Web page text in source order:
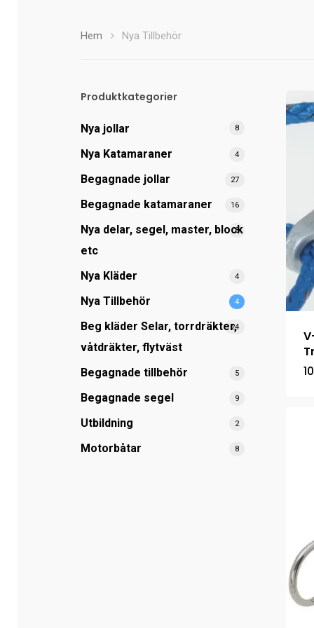
Hem Nya Tillbehör
Produktkategorier
Nya jollar 8
Nya Katamaraner 4
Begagnade jollar 27
Begagnade katamaraner 16
Nya delar, segel, master, block
etc
8
Nya Kläder 4
Nya Tillbehör 4
Beg kläder Selar, torrdräkter,
våtdräkter, flytväst
24
Begagnade tillbehör 5
Begagnade segel 9
Utbildning 2
Motorbåtar 8